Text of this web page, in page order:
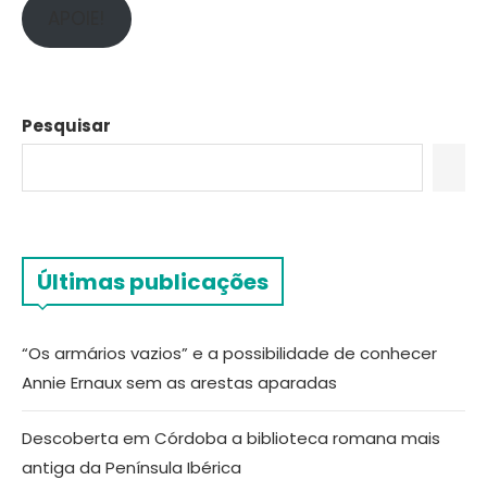
Pesquisar
Últimas publicações
“Os armários vazios” e a possibilidade de conhecer
Annie Ernaux sem as arestas aparadas
Descoberta em Córdoba a biblioteca romana mais
antiga da Península Ibérica